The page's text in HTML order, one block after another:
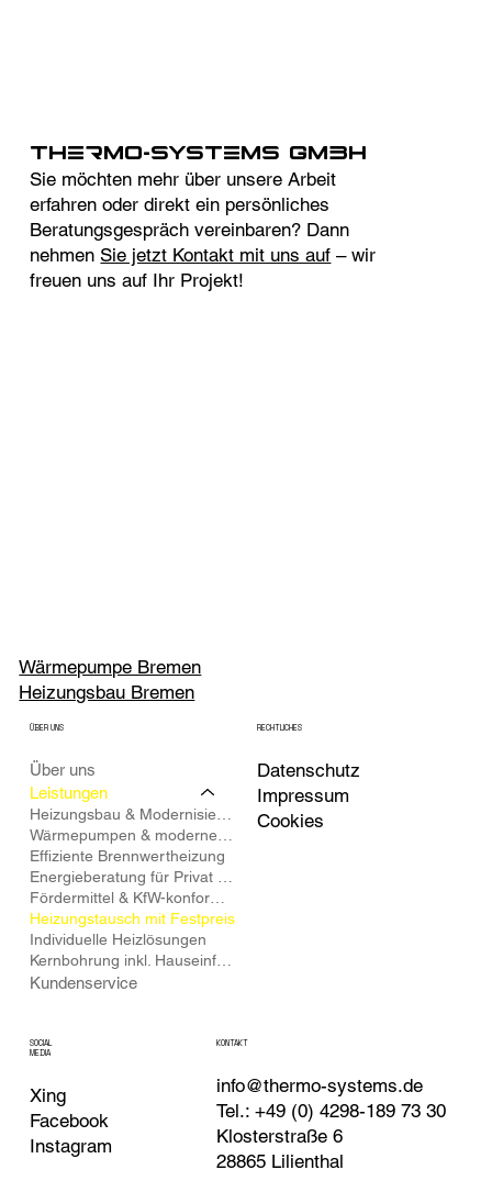
Thermo-Systems GmbH
Sie möchten mehr über unsere Arbeit
erfahren oder direkt ein persönliches
Beratungsgespräch vereinbaren? Dann
nehmenSie jetzt Kontakt mit uns auf – wir
freuen uns auf Ihr Projekt!
Wärmepumpe Bremen
Heizungsbau Bremen
ÜBER UNS
Über uns
Leistungen
Effiziente Brennwertheizung
Fördermittel & KfW-konforme Heizlastberechnung
Heizungstausch mit Festpreis
Individuelle Heizlösungen
Kernbohrung inkl. Hauseinführung
Kundenservice
RECHTLICHES
Datenschutz
Impressum
Cookies
SOCIAL
MEDIA
Xing
Facebook
Instagram
KONTAKT
info@thermo-systems.de
Tel.: +49 (0) 4298-189 73 30
Klosterstraße 6
28865 Lilienthal